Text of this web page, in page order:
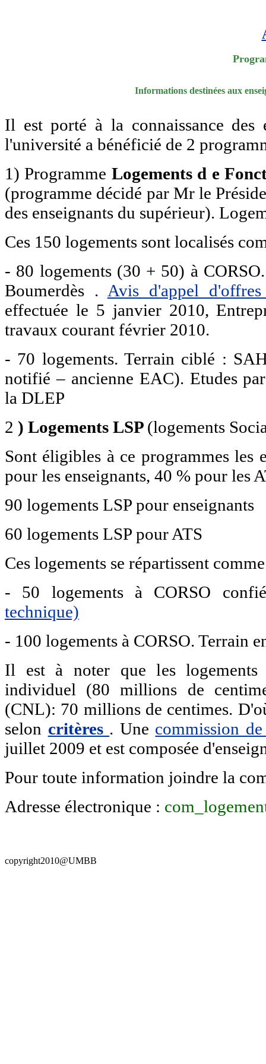
Informations destinées aux
Il est porté à la connaissance des
l'université a bénéficié de 2
1) Programme Logements d e
(programme décidé par Mr le
des enseignants du supérieur).
Ces 150 logements sont localisés
- 80 logements (30 + 50) à
Boumerdès . Avis d'appel
effectuée le 5 janvier 2010,
travaux courant février 2010.
- 70 logements. Terrain ciblé :
notifié – ancienne EAC). Etudes
la DLEP
2 ) Logements LSP (logements
Sont éligibles à ce programmes les
pour les enseignants, 40 % pour les
90 logements LSP pour enseignants
60 logements LSP pour ATS
Ces logements se répartissent
- 50 logements à CORSO
technique)
- 100 logements à CORSO. Terrain
Il est à noter que les logements
individuel (80 millions de
(CNL): 70 millions de centimes.
selon critères . Une commission
juillet 2009 et est composée
Pour toute information joindre la
Adresse électronique :
copyright2010@UMBB